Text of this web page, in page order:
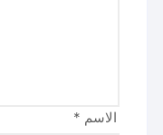
الاسم *